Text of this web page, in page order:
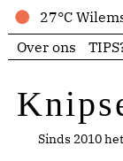
27°C
Over ons
Sinds 2010